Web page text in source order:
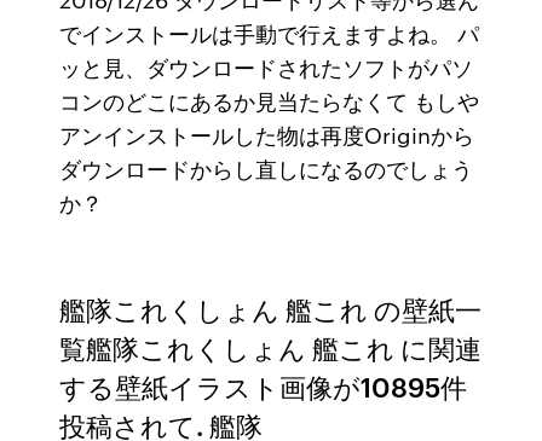
でインストールは手動で行えますよね。 パ
ッと見、ダウンロードされたソフトがパソ
コンのどこにあるか見当たらなくて もしや
アンインストールした物は再度Originから
ダウンロードからし直しになるのでしょう
か？
艦隊これくしょん 艦これ の壁紙一
覧艦隊これくしょん 艦これ に関連
する壁紙イラスト画像が10895件
投稿されて. 艦隊